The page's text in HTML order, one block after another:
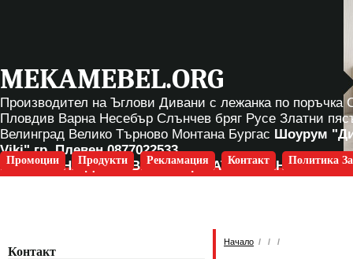
MEKAMEBEL.ORG
Производител на Ъглови Дивани с лежанка по поръчка
Пловдив Варна Несебър Слънчев бряг Русе Златни
Велинград Велико Търново Монтана Бургас Шоурум
Viki" гр. Плевен0877022533
БЕЗПЛАТНА ДОСТАВКА ЗА ЦЯЛАТА СТРАНА
Промоции Продукти Рекламация Контакт Политика
Контакт
Начало / / /